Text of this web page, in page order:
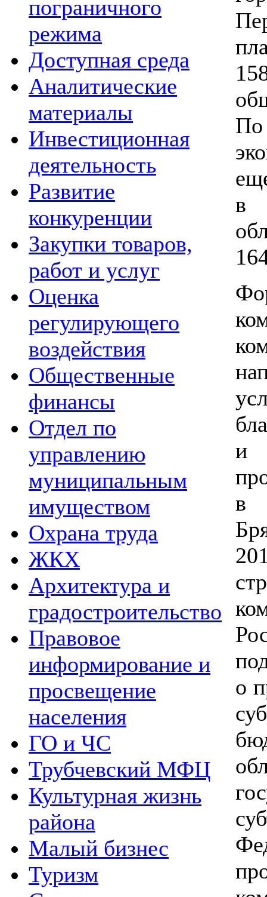
пограничного
режима
Доступная среда
Аналитические
материалы
Инвестиционная
деятельность
Развитие
конкуренции
Закупки товаров,
работ и услуг
Оценка
регулирующего
воздействия
Общественные
финансы
Отдел по
управлению
муниципальным
имуществом
Охрана труда
ЖКХ
Архитектура и
градостроительство
Правовое
информирование и
просвещение
населения
ГО и ЧС
Трубчевский МФЦ
Культурная жизнь
района
Малый бизнес
Туризм
По
в
и
в
о